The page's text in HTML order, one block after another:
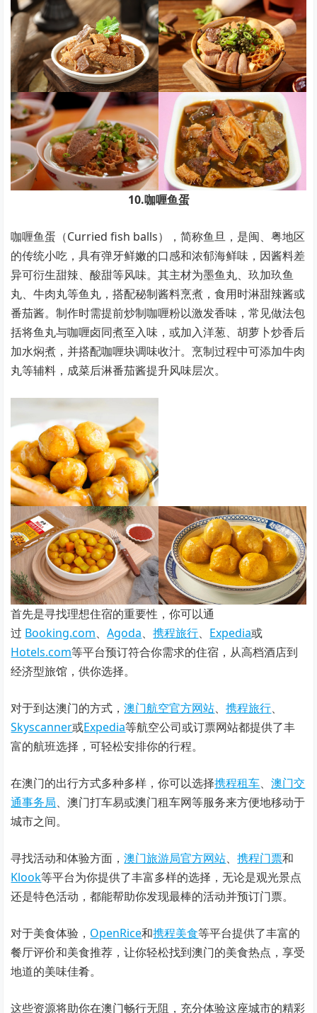
10.咖喱鱼蛋
咖喱鱼蛋（Curried fish balls），简称鱼旦，是闽、粤地区
的传统小吃，具有弹牙鲜嫩的口感和浓郁海鲜味，因酱料差
异可衍生甜辣、酸甜等风味。其主材为墨鱼丸、玖加玖鱼
丸、牛肉丸等鱼丸，搭配秘制酱料烹煮，食用时淋甜辣酱或
番茄酱。制作时需提前炒制咖喱粉以激发香味，常见做法包
括将鱼丸与咖喱卤同煮至入味，或加入洋葱、胡萝卜炒香后
加水焖煮，并搭配咖喱块调味收汁。烹制过程中可添加牛肉
丸等辅料，成菜后淋番茄酱提升风味层次。
首先是寻找理想住宿的重要性，你可以通
过 Booking.com、Agoda、携程旅行、 Expedia或
Hotels.com等平台预订符合你需求的住宿，从高档酒店到
经济型旅馆，供你选择。
对于到达澳门的方式，澳门航空官方网站、携程旅行、
Skyscanner或Expedia等航空公司或订票网站都提供了丰
富的航班选择，可轻松安排你的行程。
在澳门的出行方式多种多样，你可以选择携程租车、澳门交
通事务局、澳门打车易或澳门租车网等服务来方便地移动于
城市之间。
寻找活动和体验方面，澳门旅游局官方网站、携程门票和
Klook等平台为你提供了丰富多样的选择，无论是观光景点
还是特色活动，都能帮助你发现最棒的活动并预订门票。
对于美食体验， OpenRice和携程美食等平台提供了丰富的
餐厅评价和美食推荐，让你轻松找到澳门的美食热点，享受
地道的美味佳肴。
这些资源将助你在澳门畅行无阻，充分体验这座城市的精彩